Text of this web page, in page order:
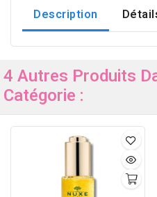
Description
4 Autres Produits
Catégorie :